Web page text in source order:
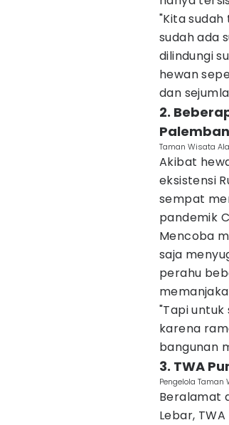
"Kita
sudah ada
dilindungi
hewan
dan
2.
Taman Wisata
Akibat
eksistensi
sempat
pandemik
Mencoba
saja
perahu
"Tapi untuk
karena
bangunan
3. TWA
Pengelola
Beralamat
Lebar,